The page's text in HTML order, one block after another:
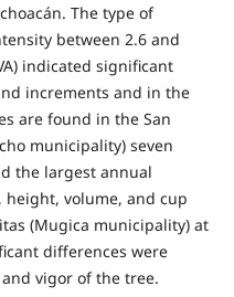
The type of
between 2.6 and
indicated significant
increments and in the
are found in the San
municipality) seven
the largest annual
volume, and cup
(Mugica municipality) at
differences were
vigor of the tree.